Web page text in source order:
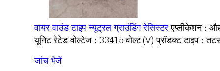
वायर वाउंड टाइप न्यूट्रल ग्राउंडिंग रेसिस्टर एप्लीकेशन :
यूनिट रेटेड वोल्टेज : 33415 वोल्ट (V) प्रॉडक्ट टाइप :
जांच भेजें